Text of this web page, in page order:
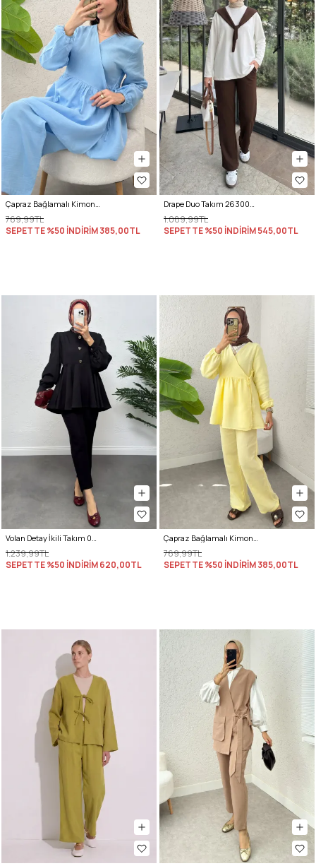
Çapraz Bağlamalı Kimono Takım 43457 - MAVİ
769,99TL
SEPETTE %50 İNDİRİM385,00TL
Drape Duo Takım 263006 - KOYU KAHVE
1.089,99TL
SEPETTE %50 İNDİRİM545,00TL
Volan Detay İkili Takım 0071 - SİYAH
1.239,99TL
SEPETTE %50 İNDİRİM620,00TL
Çapraz Bağlamalı Kimono Takım 43457 - SARI
769,99TL
SEPETTE %50 İNDİRİM385,00TL